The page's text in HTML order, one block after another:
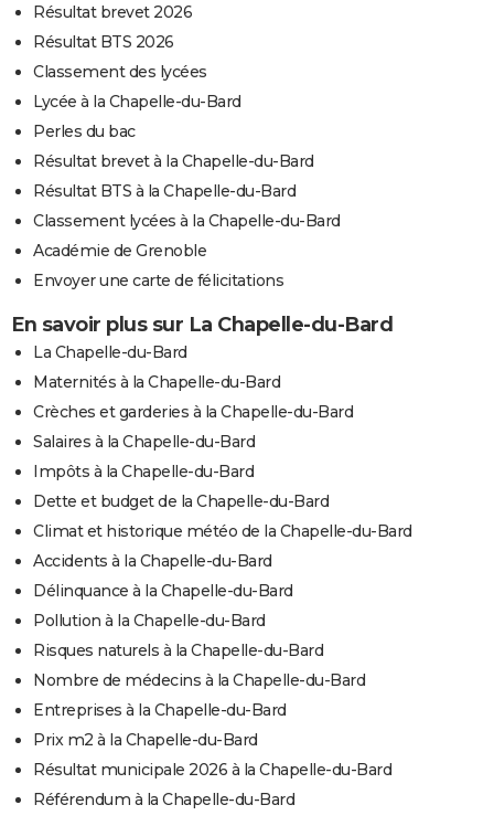
Résultat brevet 2026
Résultat BTS 2026
Classement des lycées
Lycée à la Chapelle-du-Bard
Perles du bac
Résultat brevet à la Chapelle-du-Bard
Résultat BTS à la Chapelle-du-Bard
Classement lycées à la Chapelle-du-Bard
Académie de Grenoble
Envoyer une carte de félicitations
En savoir plus sur La Chapelle-du-Bard
La Chapelle-du-Bard
Maternités à la Chapelle-du-Bard
Crèches et garderies à la Chapelle-du-Bard
Salaires à la Chapelle-du-Bard
Impôts à la Chapelle-du-Bard
Dette et budget de la Chapelle-du-Bard
Climat et historique météo de la Chapelle-du-Bard
Accidents à la Chapelle-du-Bard
Délinquance à la Chapelle-du-Bard
Pollution à la Chapelle-du-Bard
Risques naturels à la Chapelle-du-Bard
Nombre de médecins à la Chapelle-du-Bard
Entreprises à la Chapelle-du-Bard
Prix m2 à la Chapelle-du-Bard
Résultat municipale 2026 à la Chapelle-du-Bard
Référendum à la Chapelle-du-Bard